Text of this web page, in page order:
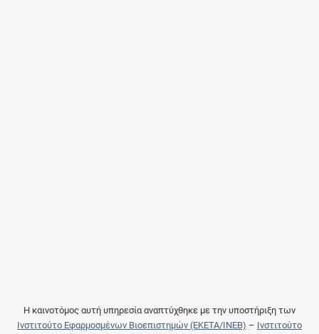
Η καινοτόμος αυτή υπηρεσία αναπτύχθηκε με την υποστήριξη των
Ινστιτούτο Εφαρμοσμένων Βιοεπιστημών (ΕΚΕΤΑ/ΙΝΕΒ) – Ινστιτούτο